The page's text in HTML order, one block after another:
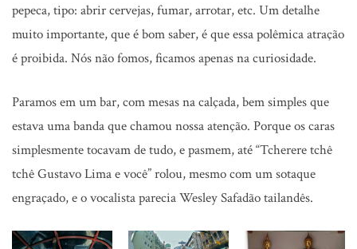
pepeca, tipo: abrir cervejas, fumar, arrotar, etc. Um detalhe
muito importante, que é bom saber, é que essa polêmica atração
é proibida. Nós não fomos, ficamos apenas na curiosidade.
Paramos em um bar, com mesas na calçada, bem simples que
estava uma banda que chamou nossa atenção. Porque os caras
simplesmente tocavam de tudo, e pasmem, até “Tcherere tchê
tchê Gustavo Lima e você” rolou, mesmo com um sotaque
engraçado, e o vocalista parecia Wesley Safadão tailandês.